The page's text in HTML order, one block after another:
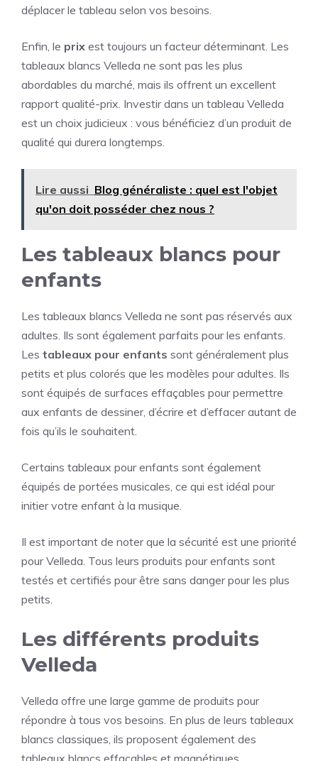
déplacer le tableau selon vos besoins.
Enfin, le prix est toujours un facteur déterminant. Les
tableaux blancs Velleda ne sont pas les plus
abordables du marché, mais ils offrent un excellent
rapport qualité-prix. Investir dans un tableau Velleda
est un choix judicieux : vous bénéficiez d’un produit de
qualité qui durera longtemps.
Lire aussi Blog généraliste : quel est l'objet
qu'on doit posséder chez nous ?
Les tableaux blancs pour
enfants
Les tableaux blancs Velleda ne sont pas réservés aux
adultes. Ils sont également parfaits pour les enfants.
Les tableaux pour enfants sont généralement plus
petits et plus colorés que les modèles pour adultes. Ils
sont équipés de surfaces effaçables pour permettre
aux enfants de dessiner, d’écrire et d’effacer autant de
fois qu’ils le souhaitent.
Certains tableaux pour enfants sont également
équipés de portées musicales, ce qui est idéal pour
initier votre enfant à la musique.
Il est important de noter que la sécurité est une priorité
pour Velleda. Tous leurs produits pour enfants sont
testés et certifiés pour être sans danger pour les plus
petits.
Les différents produits
Velleda
Velleda offre une large gamme de produits pour
répondre à tous vos besoins. En plus de leurs tableaux
blancs classiques, ils proposent également des
tableaux blancs effaçables et magnétiques.